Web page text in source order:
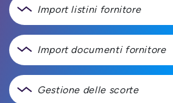
Import listini fornitore
Import documenti fornitore
Gestione delle scorte